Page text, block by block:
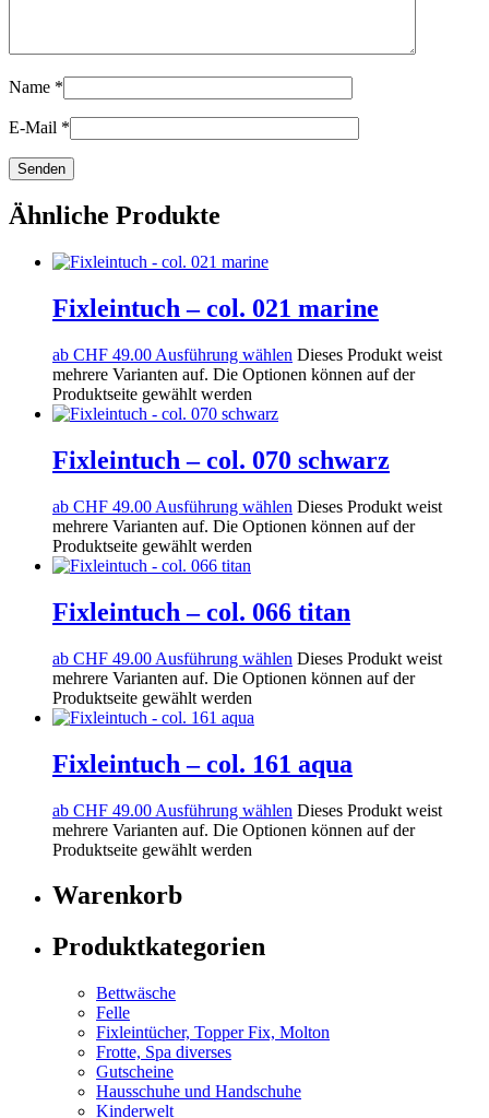
Name *
E-Mail *
Ähnliche Produkte
Fixleintuch – col. 021 marine
ab CHF 49.00 Ausführung wählen Dieses Produkt weist
mehrere Varianten auf. Die Optionen können auf der
Produktseite gewählt werden
Fixleintuch – col. 070 schwarz
ab CHF 49.00 Ausführung wählen Dieses Produkt weist
mehrere Varianten auf. Die Optionen können auf der
Produktseite gewählt werden
Fixleintuch – col. 066 titan
ab CHF 49.00 Ausführung wählen Dieses Produkt weist
mehrere Varianten auf. Die Optionen können auf der
Produktseite gewählt werden
Fixleintuch – col. 161 aqua
ab CHF 49.00 Ausführung wählen Dieses Produkt weist
mehrere Varianten auf. Die Optionen können auf der
Produktseite gewählt werden
Warenkorb
Produktkategorien
Bettwäsche
Felle
Fixleintücher, Topper Fix, Molton
Frotte, Spa diverses
Gutscheine
Hausschuhe und Handschuhe
Kinderwelt